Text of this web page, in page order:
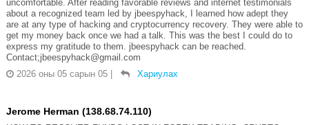
uncomfortable. After reading favorable reviews and internet testimonials
about a recognized team led by jbeespyhack, I learned how adept they
are at any type of hacking and cryptocurrency recovery. They were able to
get my money back once we had a talk. This was the best I could do to
express my gratitude to them. jbeespyhack can be reached.
Contact;jbeespyhack@gmail.com
2026 оны 05 сарын 05
Хариулах
Jerome Herman (138.68.74.110)